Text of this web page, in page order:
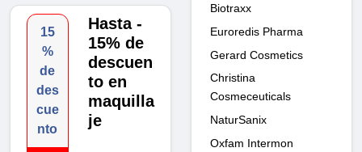
15
%
de
des
cue
nto
Hasta -
15% de
descuen
to en
maquilla
je
Biotraxx
Euroredis Pharma
Gerard Cosmetics
Christina
Cosmeceuticals
NaturSanix
Oxfam Intermon